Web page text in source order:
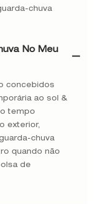
chuva
No Meu
concebidos
ao sol &
tempo
exterior,
chuva
quando não
de